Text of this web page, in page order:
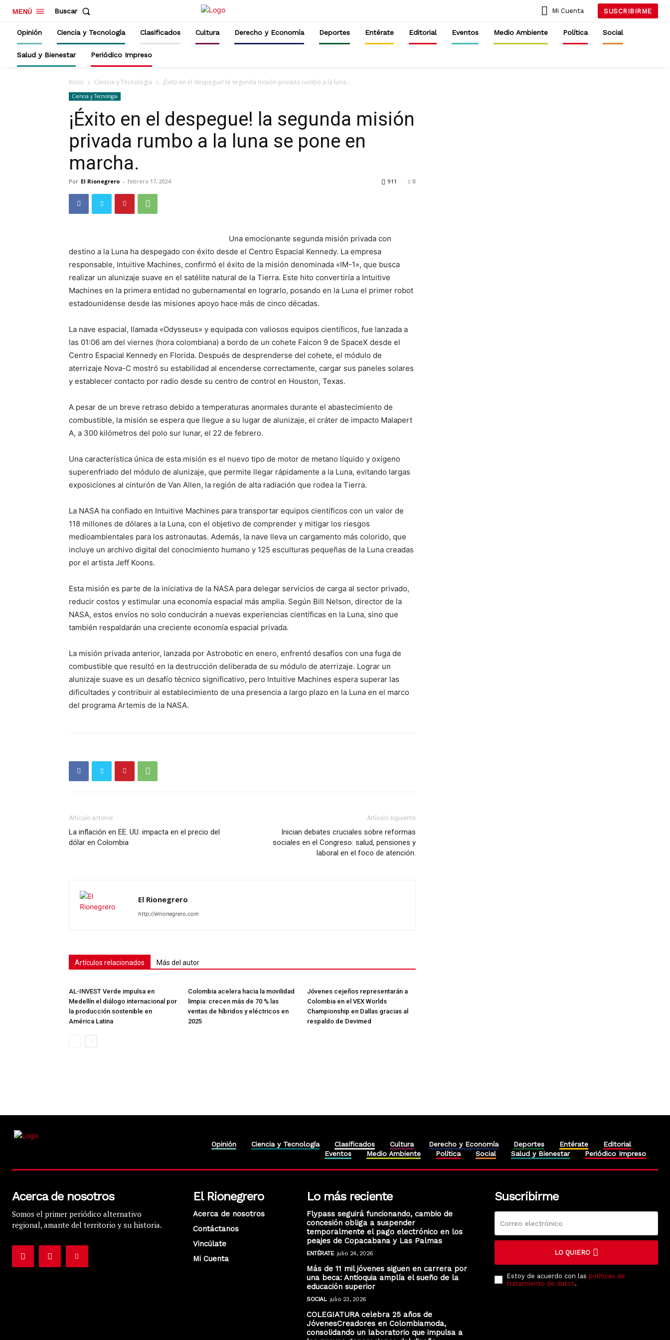
Periódico
Información
Acerca de nosotros
MENÚ Buscar Mi Cuenta SUSCRIBIRME
Opinión Ciencia y Tecnología Clasificados Cultura Derecho y Economía Deportes Entérate Editorial Eventos Medio Ambiente Política Social
Salud y Bienestar Periódico Impreso
Inicio Ciencia y Tecnología ¡Éxito en el despegue! la segunda misión privada rumbo a la luna...
Ciencia y Tecnología
¡Éxito en el despegue! la segunda misión
privada rumbo a la luna se pone en
marcha.
Por El Rionegrero - febrero 17, 2024 0
911
Una emocionante segunda misión privada con
destino a la Luna ha despegado con éxito desde el Centro Espacial Kennedy. La empresa
responsable, Intuitive Machines, confirmó el éxito de la misión denominada «IM-1», que busca
realizar un alunizaje suave en el satélite natural de la Tierra. Este hito convertiría a Intuitive
Machines en la primera entidad no gubernamental en lograrlo, posando en la Luna el primer robot
estadounidense desde las misiones apoyo hace más de cinco décadas.
La nave espacial, llamada «Odysseus» y equipada con valiosos equipos científicos, fue lanzada a
las 01:06 am del viernes (hora colombiana) a bordo de un cohete Falcon 9 de SpaceX desde el
Centro Espacial Kennedy en Florida. Después de desprenderse del cohete, el módulo de
aterrizaje Nova-C mostró su estabilidad al encenderse correctamente, cargar sus paneles solares
y establecer contacto por radio desde su centro de control en Houston, Texas.
A pesar de un breve retraso debido a temperaturas anormales durante el abastecimiento de
combustible, la misión se espera que llegue a su lugar de alunizaje, el cráter de impacto Malapert
A, a 300 kilómetros del polo sur lunar, el 22 de febrero.
Una característica única de esta misión es el nuevo tipo de motor de metano líquido y oxígeno
superenfriado del módulo de alunizaje, que permite llegar rápidamente a la Luna, evitando largas
exposiciones al cinturón de Van Allen, la región de alta radiación que rodea la Tierra.
La NASA ha confiado en Intuitive Machines para transportar equipos científicos con un valor de
118 millones de dólares a la Luna, con el objetivo de comprender y mitigar los riesgos
medioambientales para los astronautas. Además, la nave lleva un cargamento más colorido, que
incluye un archivo digital del conocimiento humano y 125 esculturas pequeñas de la Luna creadas
por el artista Jeff Koons.
Esta misión es parte de la iniciativa de la NASA para delegar servicios de carga al sector privado,
reducir costos y estimular una economía espacial más amplia. Según Bill Nelson, director de la
NASA, estos envíos no solo conducirán a nuevas experiencias científicas en la Luna, sino que
también respaldarán una creciente economía espacial privada.
La misión privada anterior, lanzada por Astrobotic en enero, enfrentó desafíos con una fuga de
combustible que resultó en la destrucción deliberada de su módulo de aterrizaje. Lograr un
alunizaje suave es un desafío técnico significativo, pero Intuitive Machines espera superar las
dificultades y contribuir al establecimiento de una presencia a largo plazo en la Luna en el marco
del programa Artemis de la NASA.
Artículo anterior
La inflación en EE. UU. impacta en el precio del
dólar en Colombia
Artículo siguiente
Inician debates cruciales sobre reformas
sociales en el Congreso: salud, pensiones y
laboral en el foco de atención.
El Rionegrero
http://elrionegrero.com
Artículos relacionados Más del autor
AL-INVEST Verde impulsa en
Medellín el diálogo internacional por
la producción sostenible en
América Latina
Colombia acelera hacia la movilidad
limpia: crecen más de 70 % las
ventas de híbridos y eléctricos en
2025
Jóvenes cejeños representarán a
Colombia en el VEX Worlds
Championship en Dallas gracias al
respaldo de Devimed
Opinión Ciencia y Tecnología Clasificados Cultura Derecho y Economía Deportes Entérate
Editorial
Eventos
Medio Ambiente Política Social Salud y Bienestar Periódico Impreso
Acerca de nosotros
Somos el primer periódico alternativo
regional, amante del territorio y su historia.
El Rionegrero
Acerca de nosotros
Contáctanos
Vincúlate
Mi Cuenta
Lo más reciente
Flypass seguirá funcionando, cambio de
concesión obliga a suspender
temporalmente el pago electrónico en los
peajes de Copacabana y Las Palmas
ENTÉRATE julio 24, 2026
Más de 11 mil jóvenes siguen en carrera por
una beca: Antioquia amplía el sueño de la
educación superior
SOCIAL julio 23, 2026
COLEGIATURA celebra 25 años de
JóvenesCreadores en Colombiamoda,
consolidando un laboratorio que impulsa a
Suscribirme
LO QUIERO
Estoy de acuerdo con las políticas de
tratamiento de datos.